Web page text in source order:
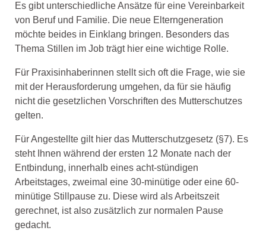
Es gibt unterschiedliche Ansätze für eine Vereinbarkeit
von Beruf und Familie. Die neue Elterngeneration
möchte beides in Einklang bringen. Besonders das
Thema Stillen im Job trägt hier eine wichtige Rolle.
Für Praxisinhaberinnen stellt sich oft die Frage, wie sie
mit der Herausforderung umgehen, da für sie häufig
nicht die gesetzlichen Vorschriften des Mutterschutzes
gelten.
Für Angestellte gilt hier das Mutterschutzgesetz (§7). Es
steht Ihnen während der ersten 12 Monate nach der
Entbindung, innerhalb eines acht-stündigen
Arbeitstages, zweimal eine 30-minütige oder eine 60-
minütige Stillpause zu. Diese wird als Arbeitszeit
gerechnet, ist also zusätzlich zur normalen Pause
gedacht.